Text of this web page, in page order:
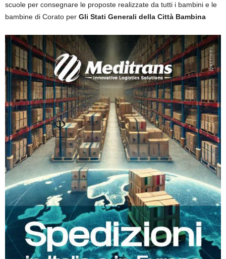
scuole per consegnare le proposte realizzate da tutti i bambini e le
bambine di Corato per Gli Stati Generali della Città Bambina